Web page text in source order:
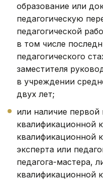
образование или
педагогическую
педагогической
в том числе
педагогического
заместителя
в учреждении
двух лет;
или наличие
квалификационной
квалификационной
эксперта или
педагога-мастера,
квалификационной